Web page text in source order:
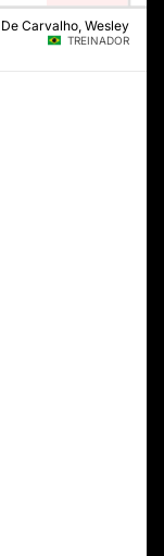
Carvalho, Wesley
TREINADOR